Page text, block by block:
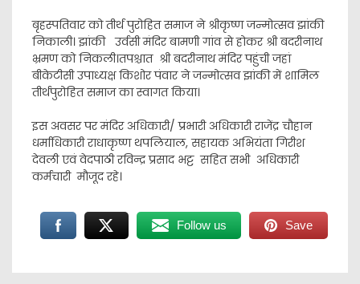
बृहस्पतिवार को तीर्थ पुरोहित समाज ने श्रीकृष्ण जन्मोत्सव झांकी
निकाली। झांकी उर्वसी मंदिर बामणी गांव से होकर श्री बदरीनाथ
भ्रमण को निकली।तपश्चात श्री बदरीनाथ मंदिर पहुंची जहां
बीकेटीसी उपाध्यक्ष किशोर पंवार ने जन्मोत्सव झांकी में शामिल
तीर्थपुरोहित समाज का स्वागत किया।
इस अवसर पर मंदिर अधिकारी/ प्रभारी अधिकारी राजेंद्र चौहान
धर्माधिकारी राधाकृष्ण थपलियाल, सहायक अभियंता गिरीश
देवली एवं वेदपाठी रविन्द्र प्रसाद भट्ट सहित सभी अधिकारी
कर्मचारी मौजूद रहे।
Follow us Save